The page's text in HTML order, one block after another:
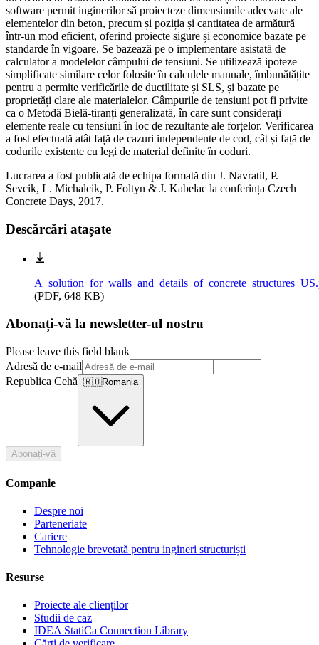
software permit inginerilor să proiecteze dimensiunile adecvate ale
elementelor din beton, precum și poziția și cantitatea de armătură
într-un mod eficient, oferind proiecte sigure și economice bazate pe
standarde în vigoare. Se bazează pe o implementare asistată de
calculator a modelelor câmpului de tensiuni. Se utilizează ipoteze
simplificate similare celor folosite în calculele manuale, îmbunătățite
pentru a permite verificările de ductilitate și SLS, și bazate pe
proprietăți clare ale materialelor. Câmpurile de tensiuni pot fi privite
ca o Metodă Bielă-tiranți generalizată, în care sunt considerați
elemente reale cu tensiuni în loc de rezultante ale forțelor. Verificarea
a fost efectuată atât față de cazuri independente de cod, cât și față de
codurile existente cu legi de material definite în coduri.
Lucrarea a fost publicată de echipa formată din J. Navratil, P.
Sevcik, L. Michalcik, P. Foltyn & J. Kabelac la conferința Czech
Concrete Days, 2017.
Descărcări atașate
(PDF, 648 KB)
Abonați-vă la newsletter-ul nostru
Please leave this field blank
Adresă de e-mail
Republica Cehă 🇷🇴Romania
Abonați-vă
Companie
Despre noi
Parteneriate
Cariere
Tehnologie brevetată pentru ingineri structuriști
Resurse
Proiecte ale clienților
Studii de caz
IDEA StatiCa Connection Library